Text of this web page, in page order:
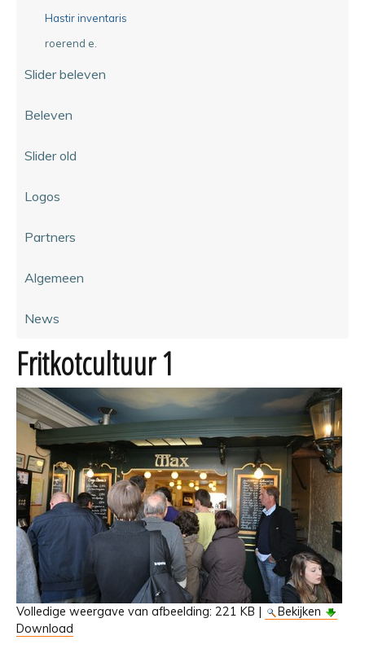
Hastir inventaris
roerend e.
Slider beleven
Beleven
Slider old
Logos
Partners
Algemeen
News
Fritkotcultuur 1
Volledige weergave van afbeelding: 221 KB |
Bekijken
Download